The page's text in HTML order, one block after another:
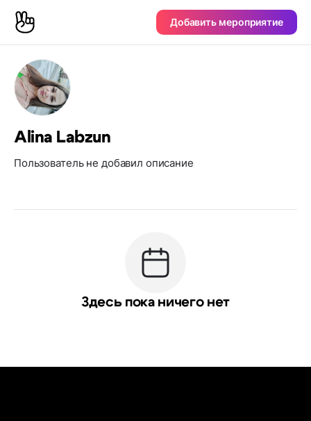
Добавить мероприятие
Alina Labzun
Пользователь не добавил описание
Здесь пока ничего нет